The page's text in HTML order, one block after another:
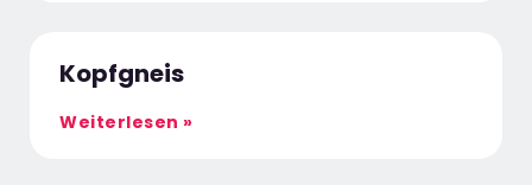
Kopfgneis
Weiterlesen »